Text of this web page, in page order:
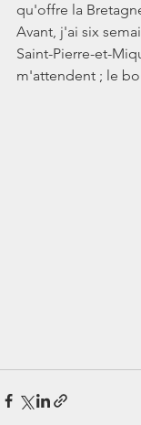
qu'offre la
Avant, j'ai six
Saint-Pierre-et-
m'attendent ; le